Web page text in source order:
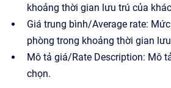
khoảng thời gian lưu trú của
Giá trung bình/Average rate:
phòng trong khoảng thời gian
Mô tả giá/Rate Description: Mô
chọn.